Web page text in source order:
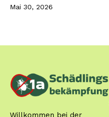
Mai 30, 2026
Willkommen bei der